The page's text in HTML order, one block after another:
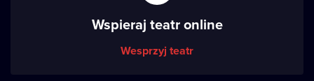
Wspieraj teatr online
Wesprzyj teatr